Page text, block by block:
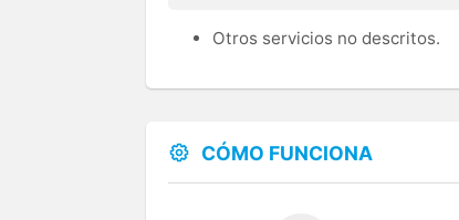
Otros servicios no descritos.
CÓMO FUNCIONA